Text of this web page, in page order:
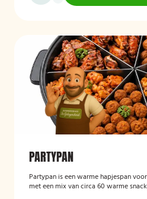
PARTYPAN
Partypan is een warme hapjespan
met een mix van circa 60 warme